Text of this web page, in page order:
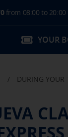
from 08:00 to 20:00
YOUR
ticket
/ DURING YOUR